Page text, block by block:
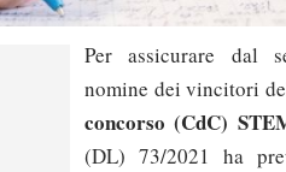
Per assicurare dal
nomine dei vincitori
concorso (CdC)
(DL) 73/2021 ha